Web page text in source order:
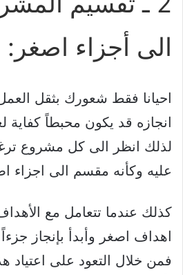
الى أجزاء اصغر:
احيانا فقط شعورك بثقل
انجازه قد يكون محبطاً كفاية
لذلك انظر الى كل مشروع
عليه وكأنه مقسم الى اجزاء
كذلك عندما تتعامل مع
اهداف اصغر وأبدأ بإنجاز جزءاً
فمن خلال التعود على اعتياد